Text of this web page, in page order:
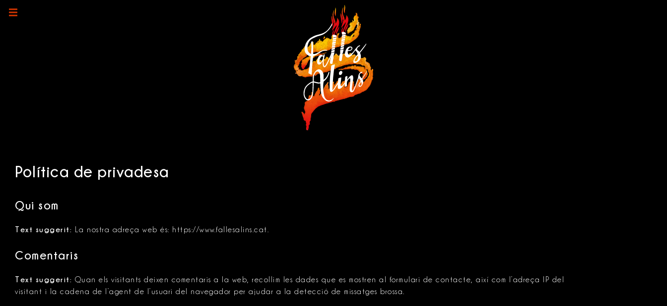
Política de privadesa
Qui som
Text suggerit: La nostra adreça web és: https://www.fallesalins.cat.
Comentaris
Text suggerit: Quan els visitants deixen comentaris a la web, recollim les dades que es mostren al formulari de contacte, així com l’adreça IP del
visitant i la cadena de l’agent de l’usuari del navegador per ajudar a la detecció de missatges brossa.